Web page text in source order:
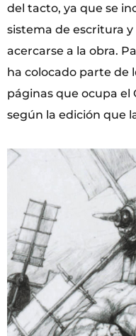
del tacto, ya que se
sistema de escritura
acercarse a la obra.
ha colocado parte de
páginas que ocupa el
según la edición que